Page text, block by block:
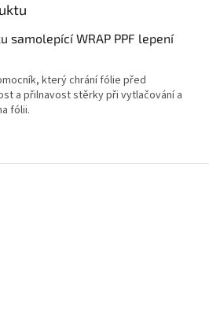
samolepící WRAP PPF lepení
který chrání fólie před
a přilnavost stěrky při vytlačování a
fólii.